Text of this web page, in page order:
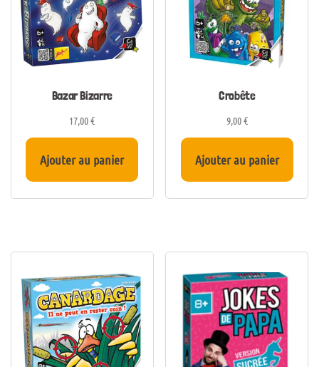
Bazar Bizarre
17,00€
Ajouter au panier
Crobête
9,00€
Ajouter au panier